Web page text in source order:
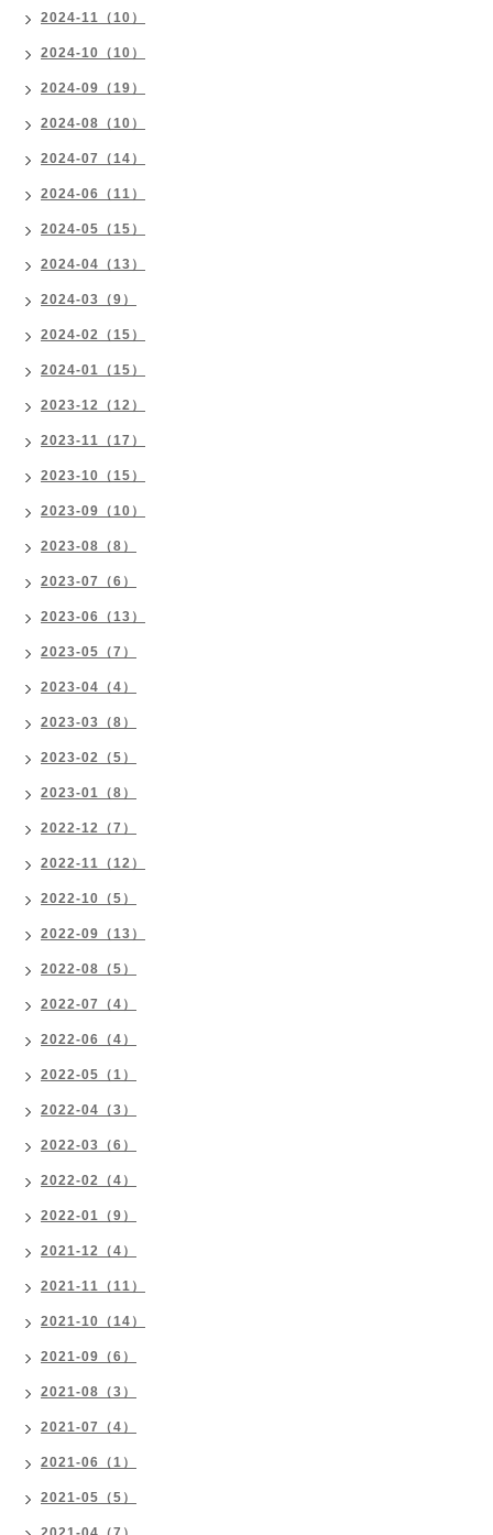
2024-11（10）
2024-10（10）
2024-09（19）
2024-08（10）
2024-07（14）
2024-06（11）
2024-05（15）
2024-04（13）
2024-03（9）
2024-02（15）
2024-01（15）
2023-12（12）
2023-11（17）
2023-10（15）
2023-09（10）
2023-08（8）
2023-07（6）
2023-06（13）
2023-05（7）
2023-04（4）
2023-03（8）
2023-02（5）
2023-01（8）
2022-12（7）
2022-11（12）
2022-10（5）
2022-09（13）
2022-08（5）
2022-07（4）
2022-06（4）
2022-05（1）
2022-04（3）
2022-03（6）
2022-02（4）
2022-01（9）
2021-12（4）
2021-11（11）
2021-10（14）
2021-09（6）
2021-08（3）
2021-07（4）
2021-06（1）
2021-05（5）